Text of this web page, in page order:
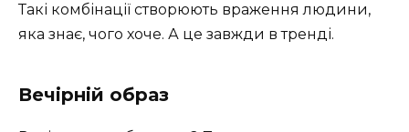
Такі комбінації створюють враження людини,
яка знає, чого хоче. А це завжди в тренді.
Вечірній образ